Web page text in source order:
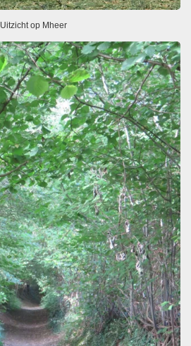
Uitzicht op Mheer